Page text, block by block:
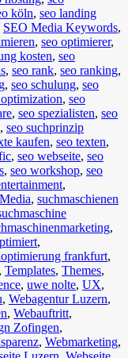
köln, seo landing
SEO Media Keywords,
, seo optimierer,
kosten, seo
, seo rank, seo ranking,
, seo schulung, seo
, seo
, seo spezialisten, seo
, seo suchprinzip
kaufen, seo texten,
, seo webseite, seo
, seo workshop, seo
,
, suchmaschienen
,
,
frankfurt,
, Templates, Themes,
, uwe nolte, UX,
, Webagentur Luzern,
, Webauftritt,
Zofingen,
, Webmarketing,